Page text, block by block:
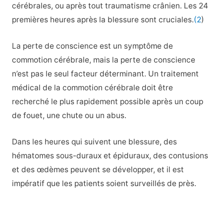
cérébrales, ou après tout traumatisme crânien. Les 24
premières heures après la blessure sont cruciales.(2)
La perte de conscience est un symptôme de
commotion cérébrale, mais la perte de conscience
n’est pas le seul facteur déterminant. Un traitement
médical de la commotion cérébrale doit être
recherché le plus rapidement possible après un coup
de fouet, une chute ou un abus.
Dans les heures qui suivent une blessure, des
hématomes sous-duraux et épiduraux, des contusions
et des œdèmes peuvent se développer, et il est
impératif que les patients soient surveillés de près.